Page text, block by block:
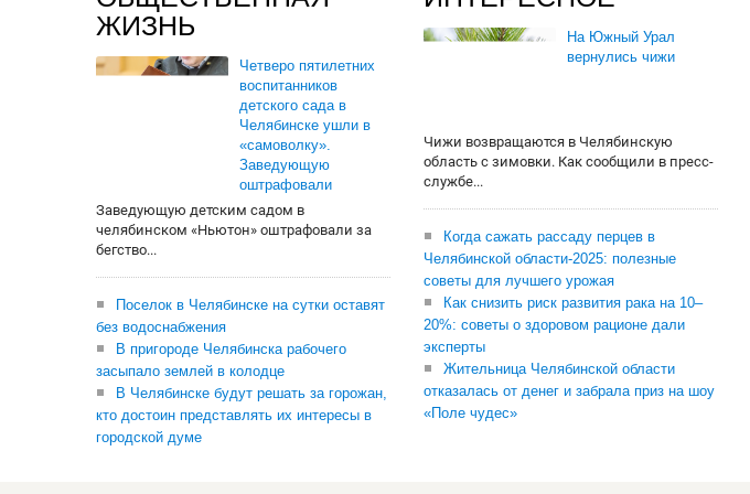
ЖИЗНЬ
Четверо пятилетних
воспитанников
детского сада в
Челябинске ушли в
«самоволку».
Заведующую
оштрафовали
Заведующую детским садом в
челябинском «Ньютон» оштрафовали за
бегство...
Поселок в Челябинске на сутки оставят
без водоснабжения
В пригороде Челябинска рабочего
засыпало землей в колодце
В Челябинске будут решать за горожан,
кто достоин представлять их интересы в
городской думе
На Южный Урал
вернулись чижи
Чижи возвращаются в Челябинскую
область с зимовки. Как сообщили в пресс-
службе...
Когда сажать рассаду перцев в
Челябинской области-2025: полезные
советы для лучшего урожая
Как снизить риск развития рака на 10–
20%: советы о здоровом рационе дали
эксперты
Жительница Челябинской области
отказалась от денег и забрала приз на шоу
«Поле чудес»